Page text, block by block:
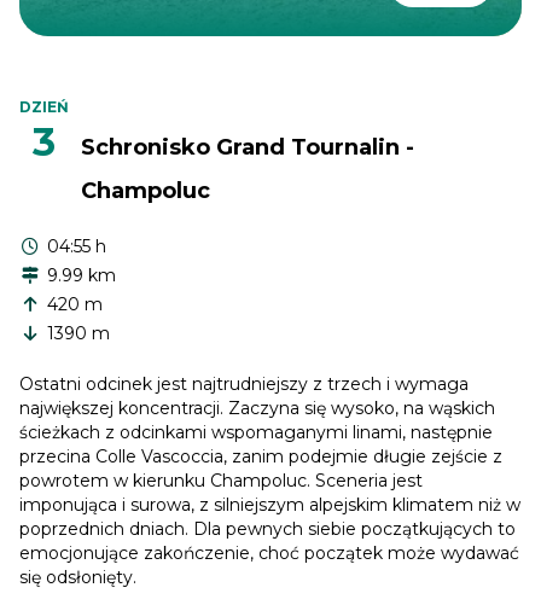
DZIEŃ
3
Schronisko Grand Tournalin -
Champoluc
04:55 h
9.99 km
420 m
1390 m
Ostatni odcinek jest najtrudniejszy z trzech i wymaga
największej koncentracji. Zaczyna się wysoko, na wąskich
ścieżkach z odcinkami wspomaganymi linami, następnie
przecina Colle Vascoccia, zanim podejmie długie zejście z
powrotem w kierunku Champoluc. Sceneria jest
imponująca i surowa, z silniejszym alpejskim klimatem niż w
poprzednich dniach. Dla pewnych siebie początkujących to
emocjonujące zakończenie, choć początek może wydawać
się odsłonięty.